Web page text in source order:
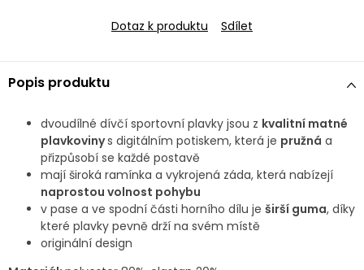
Dotaz k produktu Sdílet
Popis produktu
dvoudílné dívčí sportovní plavky jsou z kvalitní matné
plavkovinys digitálním potiskem, která je pružná a
přizpůsobí se každé postavě
mají široká ramínka a vykrojená záda, která nabízejí
naprostou volnost pohybu
v pase a ve spodní části horního dílu je širší guma, díky
které plavky pevně drží na svém místě
originální design